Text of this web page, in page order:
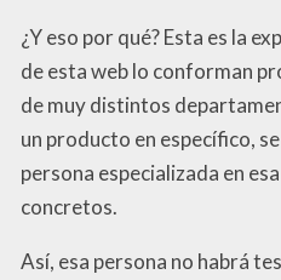
¿Y eso por qué? Esta es la
de esta web lo conforman
de muy distintos
un producto en específico,
persona especializada en
concretos.
Así, esa persona no habrá